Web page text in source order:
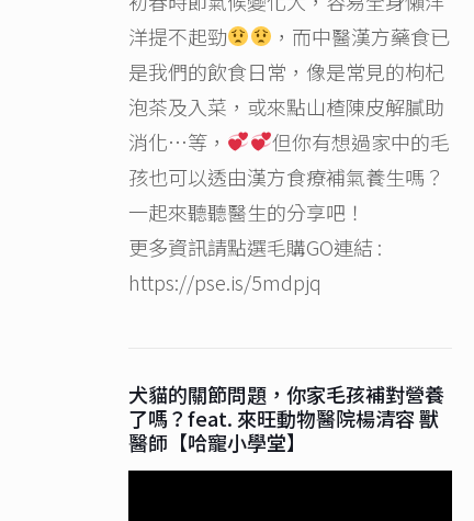
洋提不起勁
，而中醫漢方藥食已
是我們的飲食日常，像是常見的枸杞
泡茶及入菜，或來點山楂陳皮解膩助
消化…等，
但你有想過家中的毛
孩也可以透由漢方食療補氣養生嗎？
一起來聽聽醫生的分享吧！
更多資訊請點選毛購GO連結 :
https://pse.is/5mdpjq
犬貓的關節問題，你家毛孩補對營養
了嗎？feat. 來旺動物醫院楊清容 獸
醫師【哈寵小學堂】